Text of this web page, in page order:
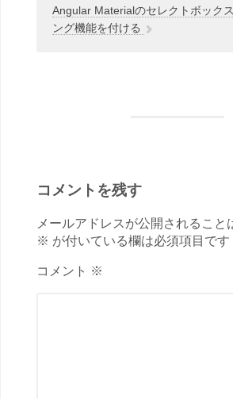
Angular Materialのセレクトボック
ング機能を付ける
コメントを残す
メールアドレスが公開されること
※ が付いている欄は必須項目です
コメント ※